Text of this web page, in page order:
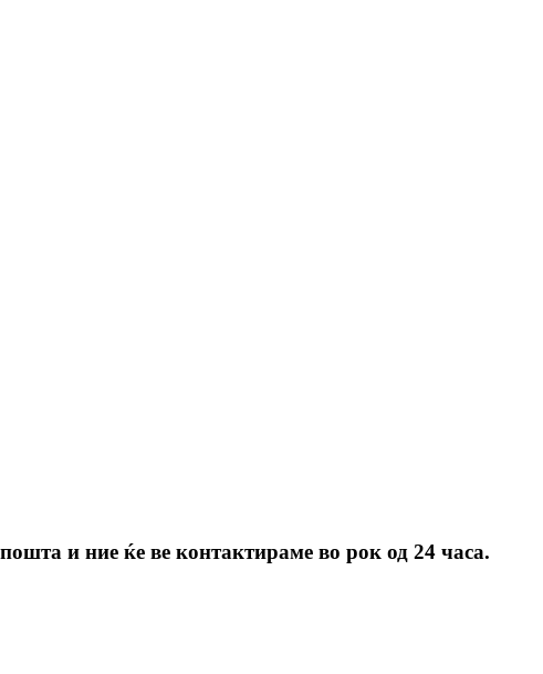
и ние ќе ве контактираме во рок од 24 часа.